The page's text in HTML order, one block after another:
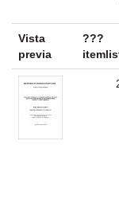
Vista
previa
???